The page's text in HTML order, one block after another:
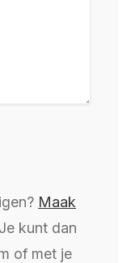
Maak
kunt dan
of met je